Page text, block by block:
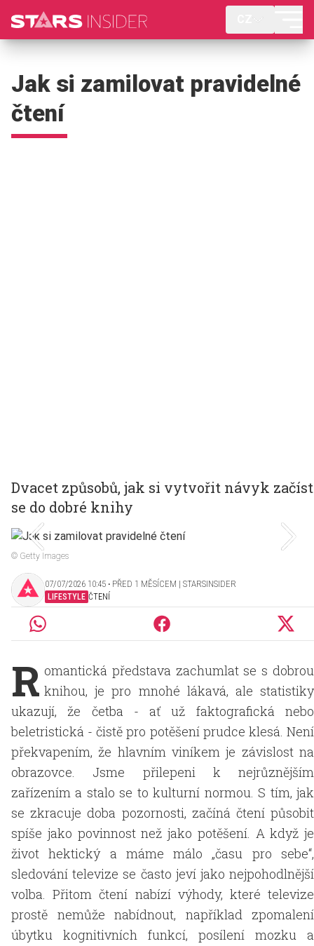
Jak si zamilovat pravidelné
čtení
Dvacet způsobů, jak si vytvořit návyk začíst
se do dobré knihy
© Getty Images
07/07/2026 10:45 ‧ PŘED 1 MĚSÍCEM | STARSINSIDER
LIFESTYLE ČTENÍ
R omantická představa zachumlat se s dobrou
knihou, je pro mnohé lákavá, ale statistiky
ukazují, že četba - ať už faktografická nebo
beletristická - čistě pro potěšení prudce klesá. Není
překvapením, že hlavním viníkem je závislost na
obrazovce. Jsme přilepeni k nejrůznějším
zařízením a stalo se to kulturní normou. S tím, jak
se zkracuje doba pozornosti, začíná čtení působit
spíše jako povinnost než jako potěšení. A když je
život hektický a máme málo „času pro sebe“,
sledování televize se často jeví jako nejpohodlnější
volba. Přitom čtení nabízí výhody, které televize
prostě nemůže nabídnout, například zpomalení
úbytku kognitivních funkcí, posílení mozku a